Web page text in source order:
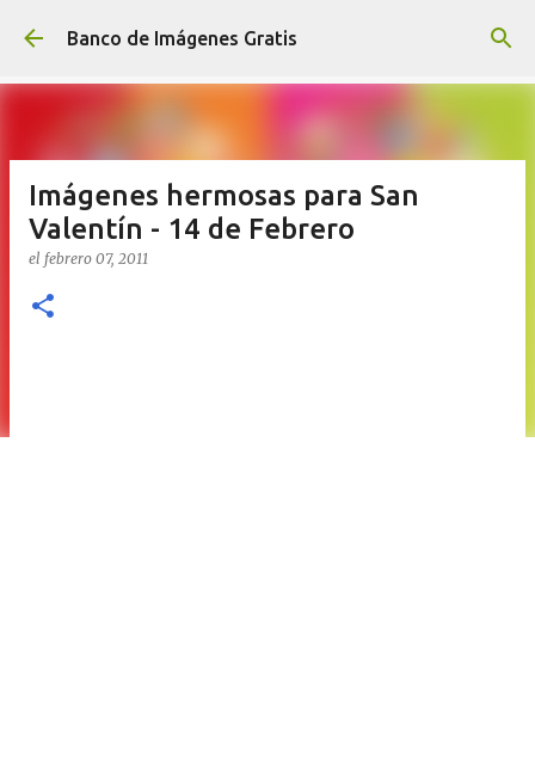
Ir al contenido principal
Banco de Imágenes Gratis
Imágenes hermosas para San
Valentín - 14 de Febrero
el febrero 07, 2011